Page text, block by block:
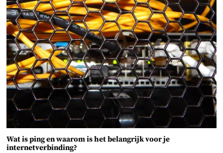
Wat is ping en waarom is het belangrijk voor je
internetverbinding?